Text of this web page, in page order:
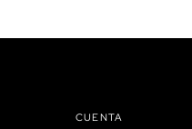
CUENTA